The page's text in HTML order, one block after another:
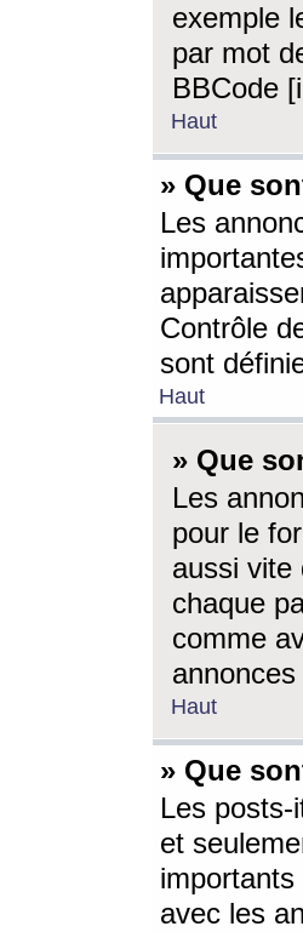
exemple
par mot
BBCode
Haut
» Que
Les
Contrôle
sont
Haut
» Que
Les
pour le
aussi vite
chaque
comme
Haut
» Que
Les
et
avec les